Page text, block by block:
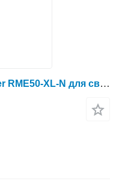
Подвесной подшипник Holmer RME50-XL-N для свеклоуборочного комбайна